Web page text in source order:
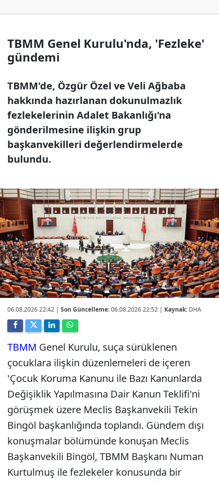
TBMM Genel Kurulu'nda, 'Fezleke'
gündemi
TBMM'de, Özgür Özel ve Veli Ağbaba
hakkında hazırlanan dokunulmazlık
fezlekelerinin Adalet Bakanlığı'na
gönderilmesine ilişkin grup
başkanvekilleri değerlendirmelerde
bulundu.
06.08.2026 22:42 | Son Güncelleme:06.08.2026 22:52 | Kaynak: DHA
TBMM Genel Kurulu, suça sürüklenen
çocuklara ilişkin düzenlemeleri de içeren
'Çocuk Koruma Kanunu ile Bazı Kanunlarda
Değişiklik Yapılmasına Dair Kanun Teklifi'ni
görüşmek üzere Meclis Başkanvekili Tekin
Bingöl başkanlığında toplandı. Gündem dışı
konuşmalar bölümünde konuşan Meclis
Başkanvekili Bingöl, TBMM Başkanı Numan
Kurtulmuş ile fezlekeler konusunda bir